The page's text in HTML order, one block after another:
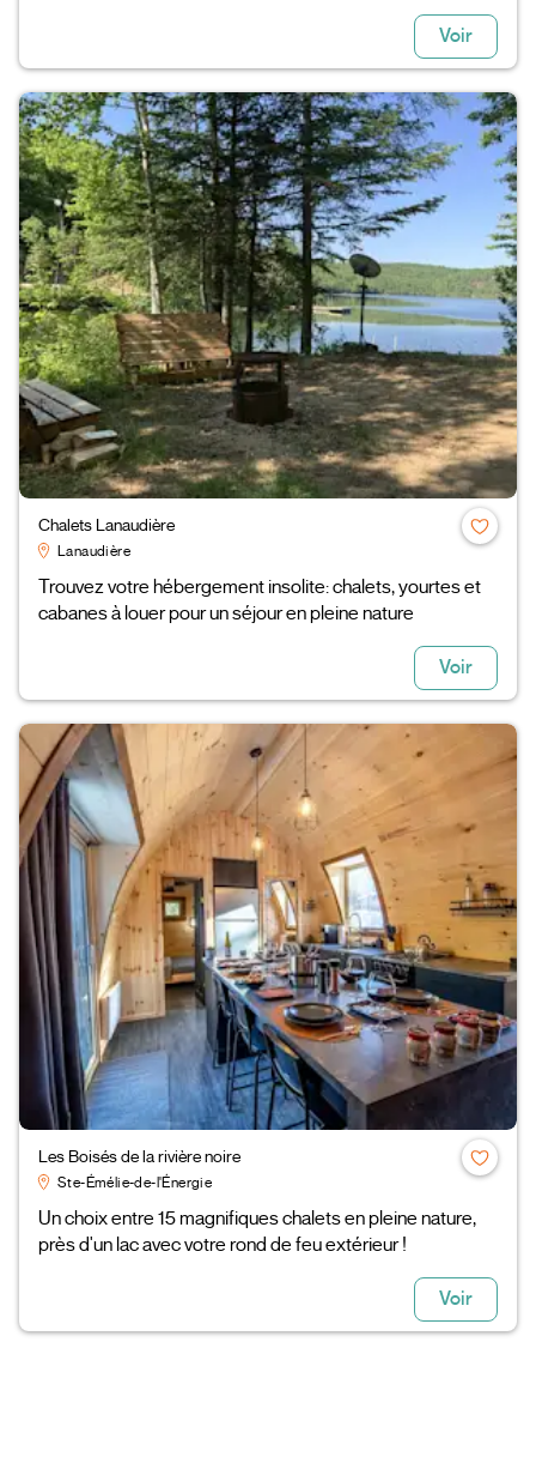
Voir
Chalets Lanaudière
Lanaudière
Trouvez votre hébergement insolite: chalets, yourtes et
cabanes à louer pour un séjour en pleine nature
Voir
Les Boisés de la rivière noire
Ste-Émélie-de-l'Énergie
Un choix entre 15 magnifiques chalets en pleine nature,
près d'un lac avec votre rond de feu extérieur !
Voir